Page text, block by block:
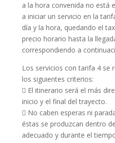
a la hora convenida no está
a iniciar un servicio en la
día y la hora, quedando el
precio horario hasta la
correspondiendo a
Los servicios con tarifa 4 se
los siguientes criterios:
 El itinerario será el más
inicio y el final del trayecto.
 No caben esperas ni
éstas se produzcan dentro
adecuado y durante el